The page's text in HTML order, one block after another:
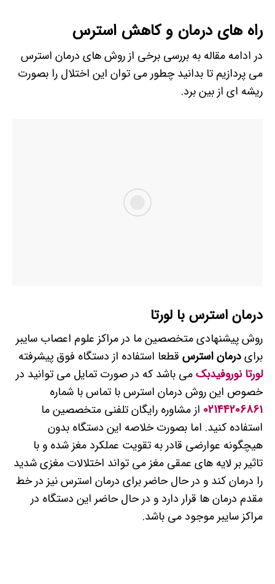
راه های درمان و کاهش استرس
در ادامه مقاله به بررسی برخی از روش های درمان استرس
می پردازیم تا بدانید چطور می توان این اختلال را بصورت
ریشه ای از بین برد.
درمان استرس با لورتا
روش پیشنهادی متخصصین ما در مراکز علوم اعصاب سایبر
برایدرمان استرس قطعا استفاده از دستگاه فوق پیشرفته
لورتا نوروفیدبکمی باشد که در صورت تمایل می توانید در
خصوص این روش درمان استرس با تماس با شماره
02144206861 از مشاوره رایگان تلفنی متخصصین ما
استفاده کنید. اما بصورت خلاصه این دستگاه بدون
هیچگونه عوارضی قادر به تقویت عملکرد مغز شده و با
تاثیر بر لایه های عمقی مغز می تواند اختلالات مغزی شدید
را درمان کند و در حال حاضر برای درمان استرس نیز در خط
مقدم درمان ها قرار دارد و در حال حاضر این دستگاه در
مراکز سایبر موجود می باشد.